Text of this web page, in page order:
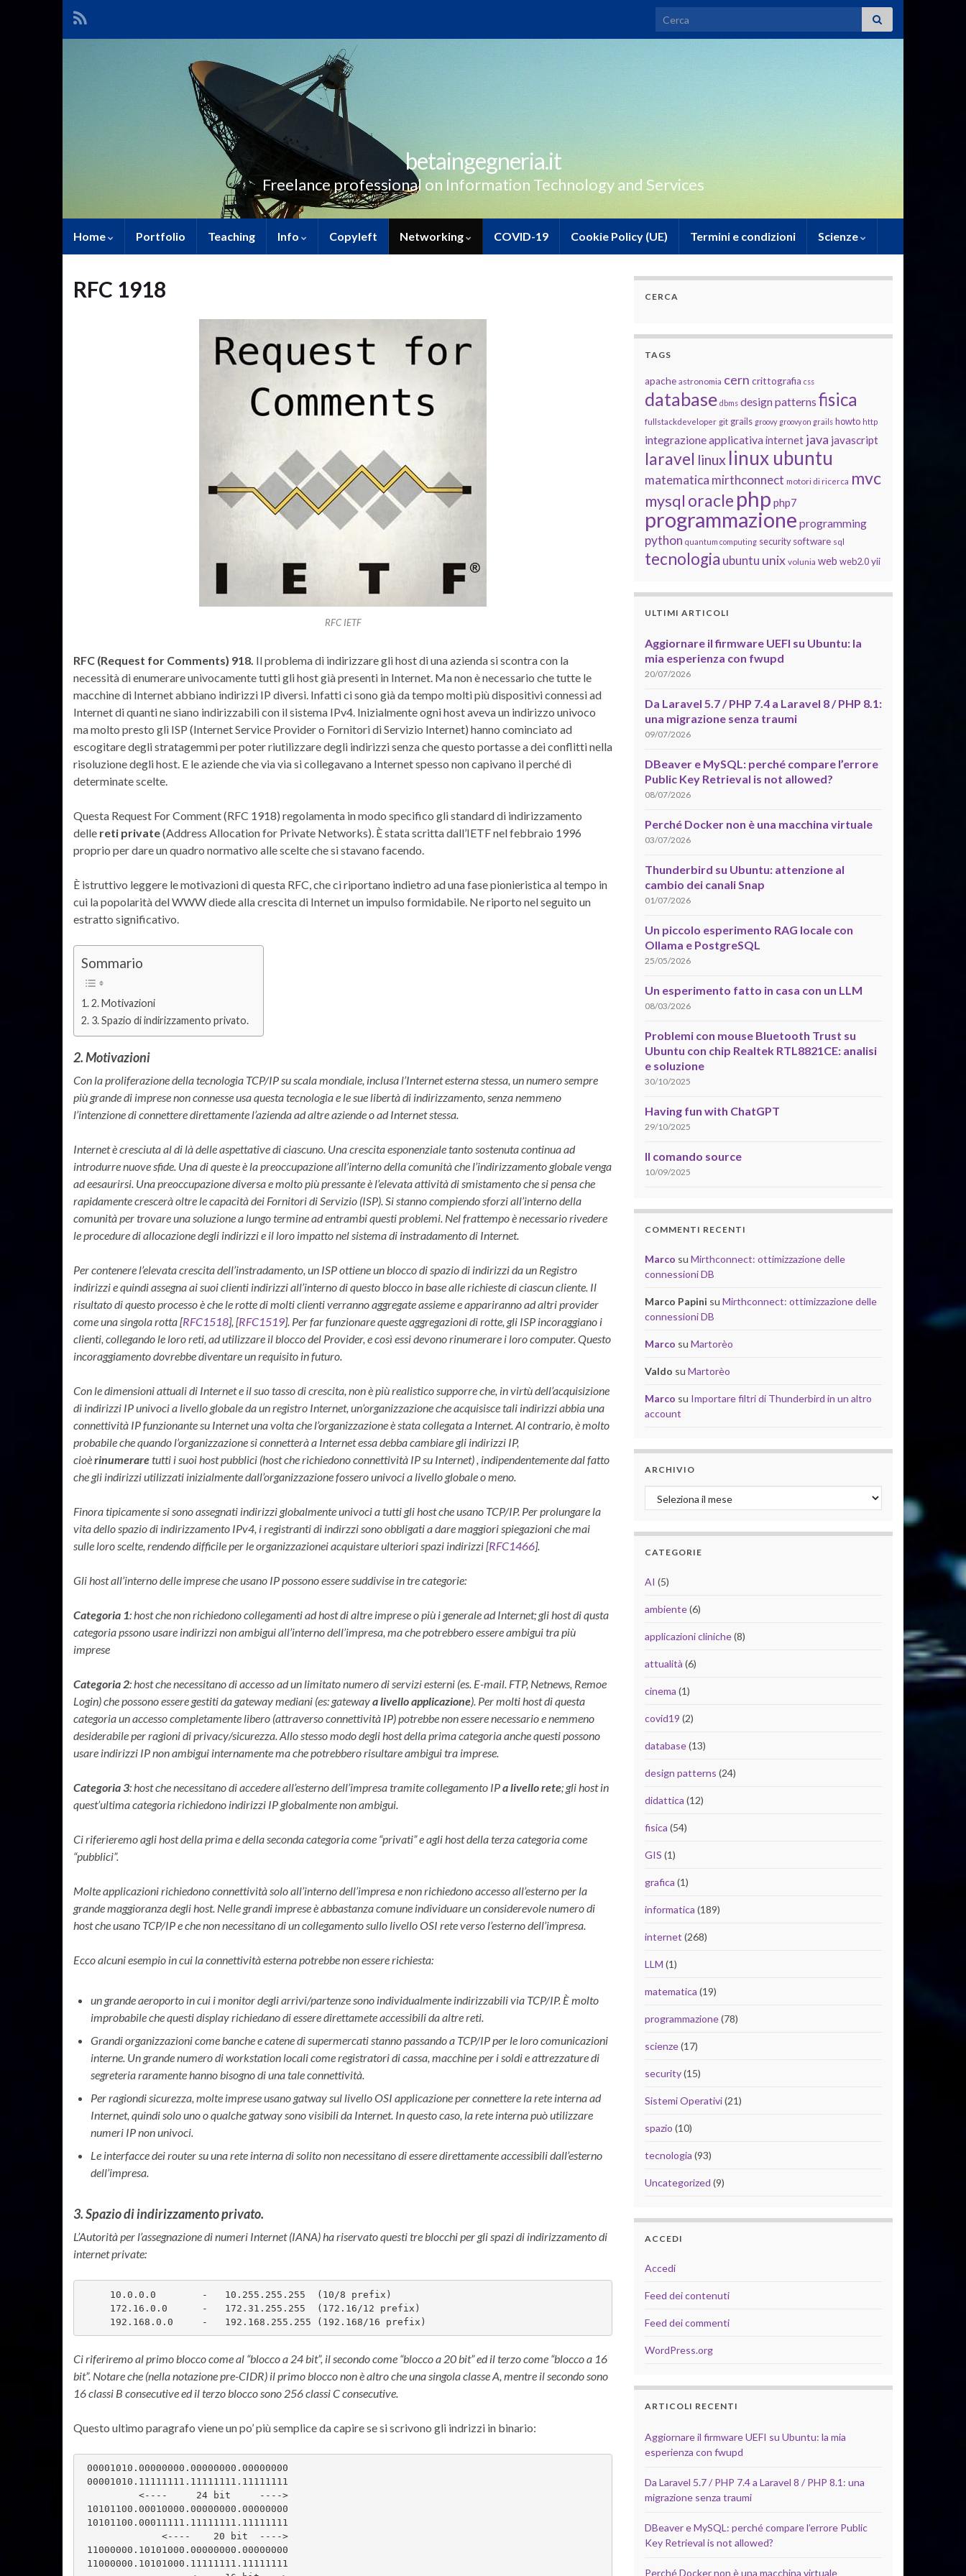
Search for:
betaingegneria.it
Freelance professional on Information Technology and Services
Home Portfolio Teaching Info Copyleft Networking COVID-19 Cookie Policy (UE) Termini e condizioni Scienze
RFC 1918
RFC IETF
RFC (Request for Comments) 918. Il problema di indirizzare gli host di una azienda si scontra con la
necessità di enumerare univocamente tutti gli host già presenti in Internet. Ma non è necessario che tutte le
macchine di Internet abbiano indirizzi IP diversi. Infatti ci sono già da tempo molti più dispositivi connessi ad
Internet di quanti ne siano indirizzabili con il sistema IPv4. Inizialmente ogni host aveva un indirizzo univoco
ma molto presto gli ISP (Internet Service Provider o Fornitori di Servizio Internet) hanno cominciato ad
escogitare degli stratagemmi per poter riutilizzare degli indirizzi senza che questo portasse a dei conflitti nella
risoluzione degli host. E le aziende che via via si collegavano a Internet spesso non capivano il perché di
determinate scelte.
Questa Request For Comment (RFC 1918) regolamenta in modo specifico gli standard di indirizzamento
delle reti private(Address Allocation for Private Networks). È stata scritta dall’IETF nel febbraio 1996
proprio per dare un quadro normativo alle scelte che si stavano facendo.
È istruttivo leggere le motivazioni di questa RFC, che ci riportano indietro ad una fase pionieristica al tempo in
cui la popolarità del WWW diede alla crescita di Internet un impulso formidabile. Ne riporto nel seguito un
estratto significativo.
Sommario
2. Motivazioni
3. Spazio di indirizzamento privato.
2. Motivazioni
Con la proliferazione della tecnologia TCP/IP su scala mondiale, inclusa l’Internet esterna stessa, un numero sempre
più grande di imprese non connesse usa questa tecnologia e le sue libertà di indirizzamento, senza nemmeno
l’intenzione di connettere direttamente l’azienda ad altre aziende o ad Internet stessa.
Internet è cresciuta al di là delle aspettative di ciascuno. Una crescita esponenziale tanto sostenuta continua ad
introdurre nuove sfide. Una di queste è la preoccupazione all’interno della comunità che l’indirizzamento globale venga
ad eesaurirsi. Una preoccupazione diversa e molto più pressante è l’elevata attività di smistamento che si pensa che
rapidamente crescerà oltre le capacità dei Fornitori di Servizio (ISP). Si stanno compiendo sforzi all’interno della
comunità per trovare una soluzione a lungo termine ad entrambi questi problemi. Nel frattempo è necessario rivedere
le procedure di allocazione degli indirizzi e il loro impatto nel sistema di instradamento di Internet.
Per contenere l’elevata crescita dell’instradamento, un ISP ottiene un blocco di spazio di indirizzi da un Registro
indirizzi e quindi assegna ai suoi clienti indirizzi all’interno di questo blocco in base alle richieste di ciascun cliente. Il
risultato di questo processo è che le rotte di molti clienti verranno aggregate assieme e appariranno ad altri provider
come una singola rotta [RFC1518], [RFC1519]. Per far funzionare queste aggregazioni di rotte, gli ISP incoraggiano i
clienti, collegando le loro reti, ad utilizzare il blocco del Provider, e così essi devono rinumerare i loro computer. Questo
incoraggiamento dovrebbe diventare un requisito in futuro.
Con le dimensioni attuali di Internet e il suo tasso di crescita, non è più realistico supporre che, in virtù dell’acquisizione
di indirizzi IP univoci a livello globale da un registro Internet, un’organizzazione che acquisisce tali indirizzi abbia una
connettività IP funzionante su Internet una volta che l’organizzazione è stata collegata a Internet. Al contrario, è molto
probabile che quando l’organizzazione si connetterà a Internet essa debba cambiare gli indirizzi IP,
cioèrinumeraretutti i suoi host pubblici (host che richiedono connettività IP su Internet) , indipendentemente dal fatto
che gli indirizzi utilizzati inizialmente dall’organizzazione fossero univoci a livello globale o meno.
Finora tipicamente si sono assegnati indirizzi globalmente univoci a tutti gli host che usano TCP/IP. Per prolungare la
vita dello spazio di indirizzamento IPv4, i registranti di indirzzi sono obbligati a dare maggiori spiegazioni che mai
sulle loro scelte, rendendo difficile per le organizzazionei acquistare ulteriori spazi indirizzi [RFC1466].
Gli host all’interno delle imprese che usano IP possono essere suddivise in tre categorie:
Categoria 1: host che non richiedono collegamenti ad host di altre imprese o più i generale ad Internet; gli host di qusta
categoria pssono usare indirizzi non ambigui all’interno dell’impresa, ma che potrebbero essere ambigui tra più
imprese
Categoria 2: host che necessitano di accesso ad un limitato numero di servizi esterni (es. E-mail. FTP, Netnews, Remoe
Login) che possono essere gestiti da gateway mediani (es: gatewaya livello applicazione). Per molti host di questa
categoria un accesso completamente libero (attraverso connettività IP) potrebbe non essere necessario e nemmeno
desiderabile per ragioni di privacy/sicurezza. Allo stesso modo degli host della prima categoria anche questi possono
usare indirizzi IP non ambigui internamente ma che potrebbero risultare ambigui tra imprese.
Categoria 3: host che necessitano di accedere all’esterno dell’impresa tramite collegamento IPa livello rete; gli host in
quest’ultima categoria richiedono indirizzi IP globalmente non ambigui.
Ci riferieremo agli host della prima e della seconda categoria come “privati” e agli host della terza categoria come
“pubblici”.
Molte applicazioni richiedono connettività solo all’interno dell’impresa e non richiedono accesso all’esterno per la
grande maggioranza degli host. Nelle grandi imprese è abbastanza comune individuare un considerevole numero di
host che usano TCP/IP e che non necessitano di un collegamento sullo livello OSI rete verso l’esterno dell’impresa.
Ecco alcuni esempio in cui la connettività esterna potrebbe non essere richiesta:
un grande aeroporto in cui i monitor degli arrivi/partenze sono individualmente indirizzabili via TCP/IP. È molto
improbabile che questi display richiedano di essere direttamete accessibili da altre reti.
Grandi organizzazioni come banche e catene di supermercati stanno passando a TCP/IP per le loro comunicazioni
interne. Un grande numero di workstation locali come registratori di cassa, macchine per i soldi e attrezzature di
segreteria raramente hanno bisogno di una tale connettività.
Per ragiondi sicurezza, molte imprese usano gatway sul livello OSI applicazione per connettere la rete interna ad
Internet, quindi solo uno o qualche gatway sono visibili da Internet. In questo caso, la rete interna può utilizzare
numeri IP non univoci.
Le interfacce dei router su una rete interna di solito non necessitano di essere direttamente accessibili dall’esterno
dell’impresa.
3. Spazio di indirizzamento privato.
L’Autorità per l’assegnazione di numeri Internet (IANA) ha riservato questi tre blocchi per gli spazi di indirizzamento di
internet private:
     192.168.0.0     -   192.168.255.255 (192.168/16 prefix)
Ci riferiremo al primo blocco come al “blocco a 24 bit”, il secondo come “blocco a 20 bit” ed il terzo come “blocco a 16
bit”. Notare che (nella notazione pre-CIDR) il primo blocco non è altro che una singola classe A, mentre il secondo sono
16 classi B consecutive ed il terzo blocco sono 256 classi C consecutive.
Questo ultimo paragrafo viene un po’ più semplice da capire se si scrivono gli indrizzi in binario:
CERCA
TAGS
apache astronomia cern crittografia css
database dbms design patterns fisica
fullstackdeveloper git grails groovy groovy on grails howto http
integrazione applicativainternet java javascript
laravel linux linux ubuntu
matematica mirthconnect motori di ricerca mvc
mysql oracle php php7
programmazione programming
python quantum computing security software sql
tecnologia ubuntu unix volunia web web2.0 yii
ULTIMI ARTICOLI
Aggiornare il firmware UEFI su Ubuntu: la
mia esperienza con fwupd
20/07/2026
Da Laravel 5.7 / PHP 7.4 a Laravel 8 / PHP 8.1:
una migrazione senza traumi
09/07/2026
DBeaver e MySQL: perché compare l’errore
Public Key Retrieval is not allowed?
08/07/2026
Perché Docker non è una macchina virtuale
03/07/2026
Thunderbird su Ubuntu: attenzione al
cambio dei canali Snap
01/07/2026
Un piccolo esperimento RAG locale con
Ollama e PostgreSQL
25/05/2026
Un esperimento fatto in casa con un LLM
08/03/2026
Problemi con mouse Bluetooth Trust su
Ubuntu con chip Realtek RTL8821CE: analisi
e soluzione
30/10/2025
Having fun with ChatGPT
29/10/2025
Il comando source
10/09/2025
COMMENTI RECENTI
Marco su Mirthconnect: ottimizzazione delle
connessioni DB
Marco Papini su Mirthconnect: ottimizzazione delle
connessioni DB
Marco su Martorèo
Valdo su Martorèo
Marco su Importare filtri di Thunderbird in un altro
account
ARCHIVIO
Archivio
CATEGORIE
AI (5)
ambiente(6)
applicazioni cliniche(8)
attualità (6)
cinema (1)
covid19 (2)
database(13)
design patterns (24)
didattica (12)
fisica (54)
GIS (1)
grafica (1)
informatica (189)
internet (268)
LLM (1)
matematica (19)
programmazione(78)
scienze(17)
security(15)
Sistemi Operativi(21)
spazio (10)
tecnologia (93)
Uncategorized (9)
ACCEDI
Accedi
Feed dei contenuti
Feed dei commenti
WordPress.org
ARTICOLI RECENTI
Aggiornare il firmware UEFI su Ubuntu: la mia
esperienza con fwupd
Da Laravel 5.7 / PHP 7.4 a Laravel 8 / PHP 8.1: una
migrazione senza traumi
DBeaver e MySQL: perché compare l’errore Public
Key Retrieval is not allowed?
Perché Docker non è una macchina virtuale